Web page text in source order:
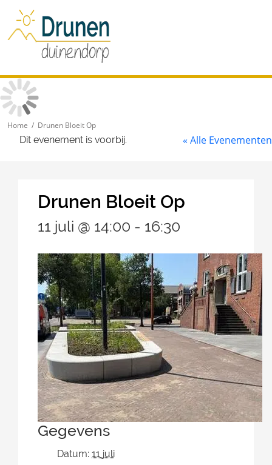
Home / Drunen Bloeit Op
« Alle Evenementen
Dit evenement is voorbij.
Drunen Bloeit Op
11 juli @ 14:00 - 16:30
Gegevens
Datum: 11 juli